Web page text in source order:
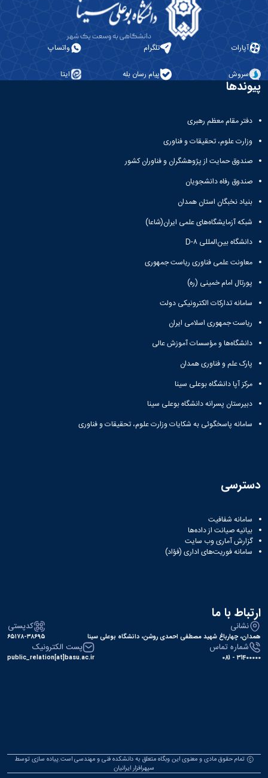
آپارات تلگرام واتساپ
سروش پیام رسان بله ایتا
پیوندها
دفتر مقام معظم رهبری
وزارت علوم، تحقیقات و فناوری
صندوق حمایت از پژوهشگران و فناوران کشور
صندوق رفاه دانشجویان
بنیاد نخبگان استان همدان
شبکه آزمایشگاه‌های علمی ایران(شاعا)
دانشگاه بین‌المللی D-۸
معاونت علمی فناوری ریاست جمهوری
پورتال امام خمینی (ره)
سامانه تدارکات الکترونیکی دولت
ریاست جمهوری اسلامی ایران
دانشگاه‌ها و مؤسسات آموزش عالی
پارک علم و فناوری همدان
مرکز آپا دانشگاه بوعلی سینا
دبیرستان پسرانه دانشگاه بوعلی سینا
سامانه پاسخگوئی به شکایات وزارت علوم، تحقیقات و فناوری
دسترسی
سامانه شفافیت
بیانیه صیانت از داده‌ها
گزارش آماری وب‌ سایت
سامانه فوریت‌های اداری (فؤاد)
ارتباط با ما
نشانی
همدان، چهارباغ شهید مصطفی احمدی روشن، دانشگاه بوعلی سینا
کدپستی
۶۵۱۷۸-۳۸۶۹۵
شماره تماس
31400000 - 081
پست الکترونیک
public_relation[at]basu.ac.ir
تمام حقوق مادی و معنوی این وبگاه متعلق به دانشکده فنی و مهندسی است.پیاده سازی توسط
سپهرافزار ایرانیان